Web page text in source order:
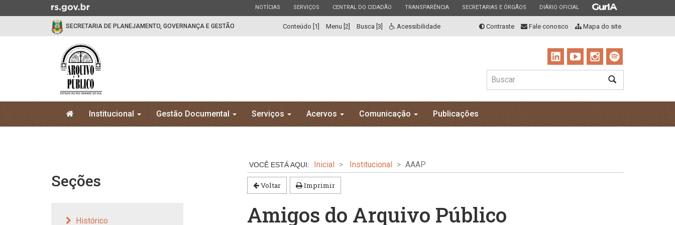
para
Ir
para
a
ESTADO
NOTÍCIAS ESTADO
SERVIÇOS ESTADO
CENTRAL DO CIDADÃO ESTADO
TRANSPARÊNCIA ESTADO
SECRETARIAS E ÓRGÃOS ESTADO
DIÁRIO OFICIAL ESTADO
SECRETARIA DE PLANEJAMENTO, GOVERNANÇA E GESTÃO Conteúdo [1] Menu [2] Busca [3] Acessibilidade Contraste Fale conosco Mapa do site
Buscar
Institucional Gestão Documental Serviços Acervos Comunicação
Publicações
Seções
Histórico
Inicial Institucional AAAP
Voltar Imprimir
Amigos do Arquivo Público